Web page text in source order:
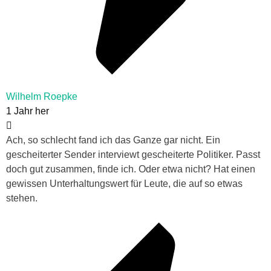
Wilhelm Roepke
1 Jahr her
Ach, so schlecht fand ich das Ganze gar nicht. Ein
gescheiterter Sender interviewt gescheiterte Politiker. Passt
doch gut zusammen, finde ich. Oder etwa nicht? Hat einen
gewissen Unterhaltungswert für Leute, die auf so etwas
stehen.